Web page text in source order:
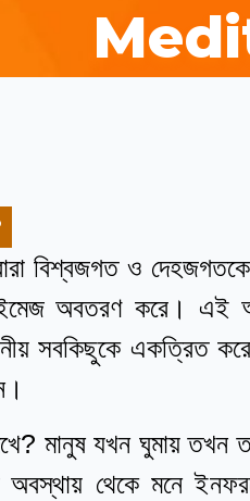
বিশ্বজগত ও দেহজগতকে
অবতরণ করে। এই
সবকিছুকে একত্রিত
মানুষ যখন ঘুমায় তখন
অবস্থায় থেকে মনে